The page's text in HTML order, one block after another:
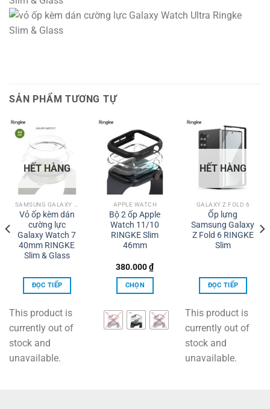
SẢN PHẨM TƯƠNG TỰ
HẾT HÀNG
Vỏ ốp kèm dán
cường lực
Galaxy Watch 7
40mm RINGKE
Slim & Glass
ĐỌC TIẾP
This product is
currently out of
stock and
unavailable.
APPLE WATCH
Bộ 2 ốp Apple
Watch 11/10
RINGKE Slim
46mm
380.000₫
CHỌN
phẩm
này
HẾT HÀNG
GALAXY Z FOLD 6
Ốp lưng
Samsung Galaxy
Z Fold 6 RINGKE
Slim
ĐỌC TIẾP
This product is
currently out of
stock and
unavailable.